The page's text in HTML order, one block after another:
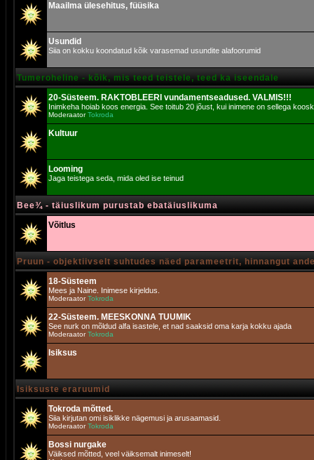
Maailma ülesehitus, füüsika
Usundid
Siia on kokku koondatud kõik varasemad usundite alafoorumid
Tumeroheline - kõik, mis teed teistele, teed ka iseendale
20-Süsteem. RAKTOBLEERI vundamentseadused. VALMIS!!!
Inimkeha hoiab koos energia. See toitub 20 jõust, kui inimene on sellega
ModeraatorTokroda
Kultuur
Looming
Jaga teistega seda, mida oled ise teinud
Bee¾ - täiuslikum purustab ebatäiuslikuma
Võitlus
Pruun - objektiivselt suhtudes näed parameetrit, hinnangut
18-Süsteem
Mees ja Naine. Inimese kirjeldus.
ModeraatorTokroda
22-Süsteem. MEESKONNA TUUMIK
See nurk on mõldud alfa isastele, et nad saaksid oma karja kokku ajada
ModeraatorTokroda
Isiksus
Isiksuste eraruumid
Tokroda mõtted.
Siia kirjutan omi isiklikke nägemusi ja arusaamasid.
ModeraatorTokroda
Bossi nurgake
Väiksed mõtted, veel väiksemalt inimeselt!